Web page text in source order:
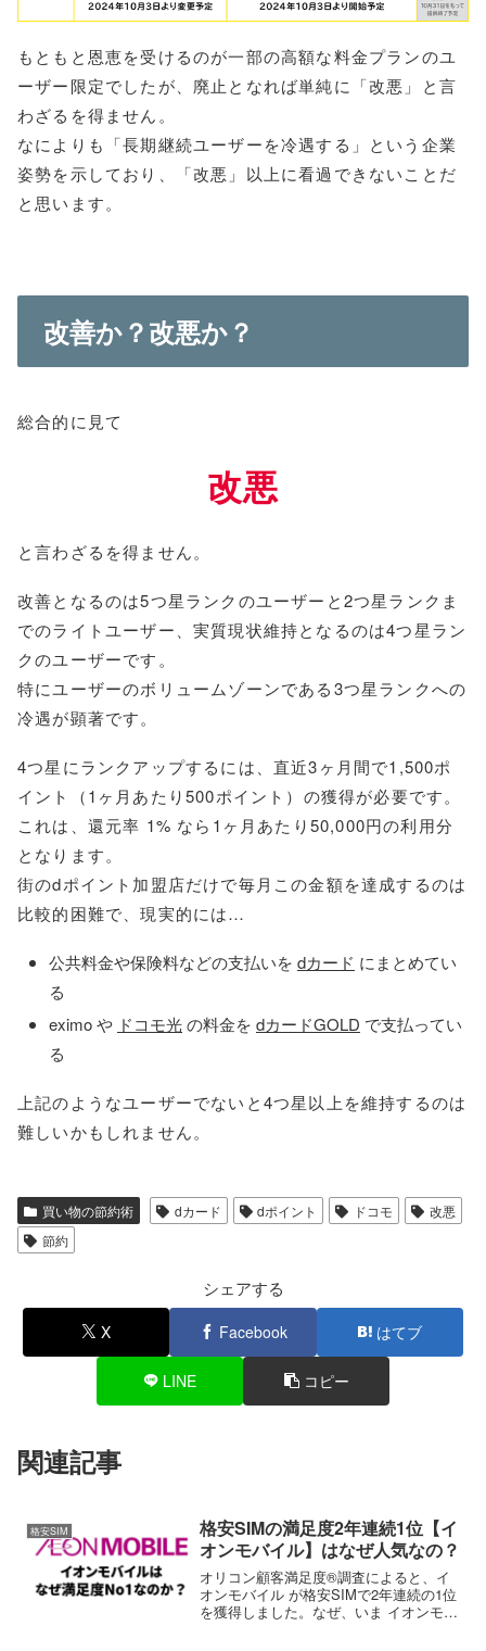
もともと恩恵を受けるのが一部の高額な料金プランのユ
ーザー限定でしたが、廃止となれば単純に「改悪」と言
わざるを得ません。
なによりも「長期継続ユーザーを冷遇する」という企業
姿勢を示しており、「改悪」以上に看過できないことだ
と思います。
改善か？改悪か？
総合的に見て
改悪
と言わざるを得ません。
改善となるのは5つ星ランクのユーザーと2つ星ランクま
でのライトユーザー、実質現状維持となるのは4つ星ラン
クのユーザーです。
特にユーザーのボリュームゾーンである3つ星ランクへの
冷遇が顕著です。
4つ星にランクアップするには、直近3ヶ月間で1,500ポ
イント（1ヶ月あたり500ポイント）の獲得が必要です。
これは、還元率 1% なら1ヶ月あたり50,000円の利用分
となります。
街のdポイント加盟店だけで毎月この金額を達成するのは
比較的困難で、現実的には…
公共料金や保険料などの支払いを dカード にまとめてい
る
eximo や ドコモ光の料金を dカードGOLD で支払ってい
る
上記のようなユーザーでないと4つ星以上を維持するのは
難しいかもしれません。
買い物の節約術 dカード dポイント ドコモ
改悪
節約
シェアする
X Facebook はてブ
LINE コピー
関連記事
格安SIM
格安SIMの満足度2年連続1位【イ
オンモバイル】はなぜ人気なの？
オリコン顧客満足度®調査によると、イ
オンモバイル が格安SIMで2年連続の1位
を獲得しました。なぜ、いま イオンモバ